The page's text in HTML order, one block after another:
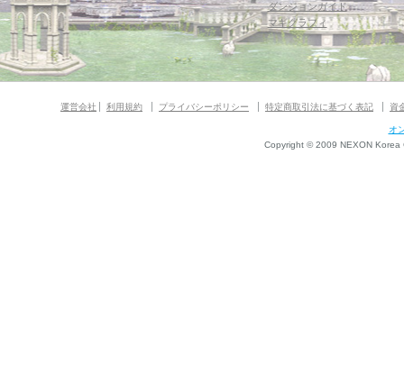
ダンジョンガイド
マギグラフィ
運営会社 利用規約 プライバシーポリシー 特定商取引法に基づく表記 資
オ
Copyright © 2009 NEXON Korea